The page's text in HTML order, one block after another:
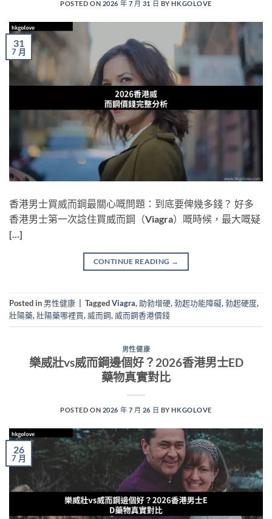
POSTED ON 2026 年 7 月 31 日 BYHKGOLOVE
31
7 月
香港男士買威而鋼最關心嘅問題：到底要俾幾多錢？ 好多
香港男士第一次諗住買威而鋼（Viagra）嘅時候，最大嘅疑
[…]
CONTINUE READING →
Posted in 男性健康 TaggedViagra, 助勃增硬,勃起功能障礙,勃起硬度,
壯陽藥,壯陽藥哪裡買, 威而鋼, 威而鋼香港價錢
男性健康
樂威壯vs威而鋼邊個好？2026香港男士ED
藥物真實對比
POSTED ON 2026 年 7 月 26 日 BYHKGOLOVE
26
7 月